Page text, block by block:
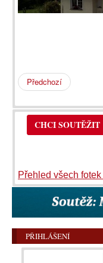
Předchozí
CHCI SOUTĚŽIT
Přehled všech fotek
PŘIHLÁŠENÍ